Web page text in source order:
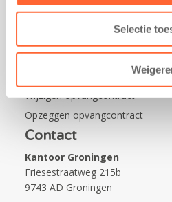
Selectie
Werken bij Kids First
Wijzigen opvangcontract
Opzeggen opvangcontract
Contact
Kantoor Groningen
Friesestraatweg 215b
9743 AD Groningen